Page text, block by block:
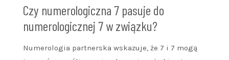
Czy numerologiczna 7 pasuje do
numerologicznej 7 w związku?
Numerologia partnerska wskazuje, że 7 i 7 mogą